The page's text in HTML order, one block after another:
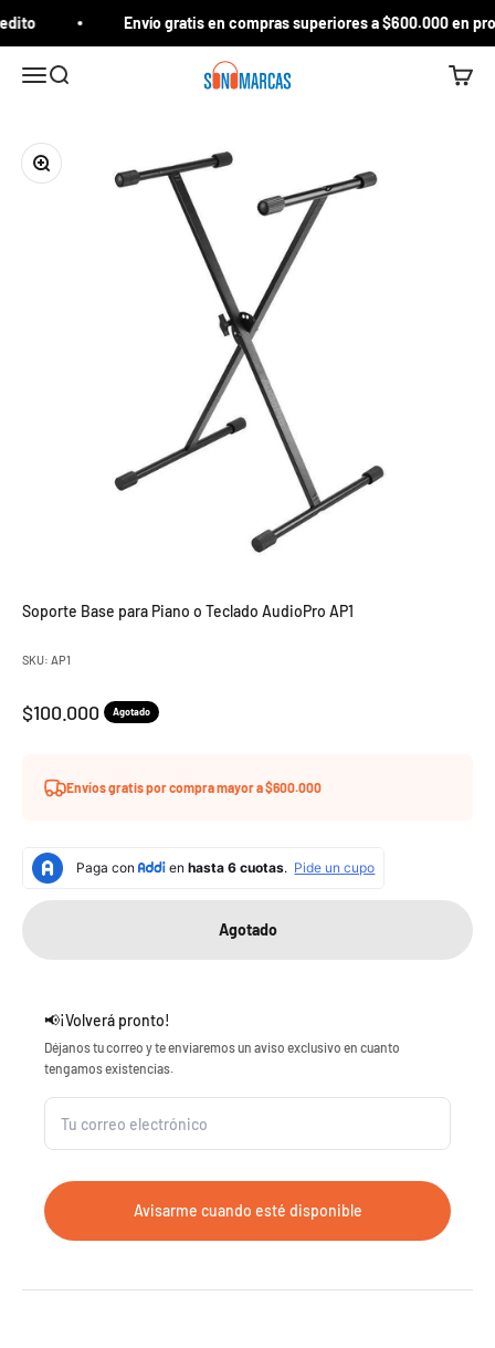
Envío gratis en compras superiores a $600.000 en
MenúBuscar Sonomarcas Carrito
Zoom
Soporte Base para Piano o Teclado AudioPro AP1
SKU: AP1
Precio de oferta
$100.000 Agotado
Envíos gratis por compra mayor a $600.000
Agotado
📢¡Volverá pronto!
Déjanos tu correo y te enviaremos un aviso exclusivo en cuanto
tengamos existencias.
Avisarme cuando esté disponible